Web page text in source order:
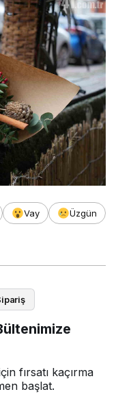
Vay
Üzgün
fırsatı kaçırma
başlat.